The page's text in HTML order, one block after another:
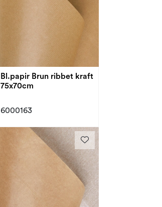
Bl.papir Brun ribbet kraft
75x70cm
6000163